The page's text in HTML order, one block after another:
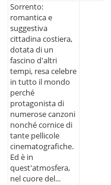
Sorrento:
romantica e
suggestiva
cittadina costiera,
dotata di un
fascino d'altri
tempi, resa celebre
in tutto il mondo
perché
protagonista di
numerose canzoni
nonché cornice di
tante pellicole
cinematografiche.
Ed è in
quest'atmosfera,
nel cuore del...